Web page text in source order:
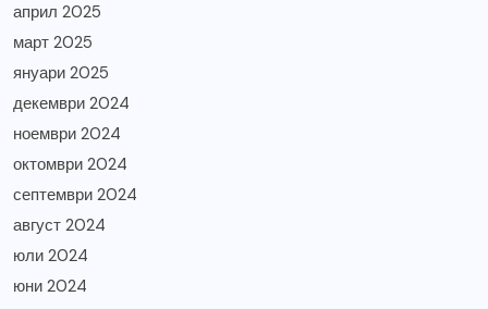
април 2025
март 2025
януари 2025
декември 2024
ноември 2024
октомври 2024
септември 2024
август 2024
юли 2024
юни 2024